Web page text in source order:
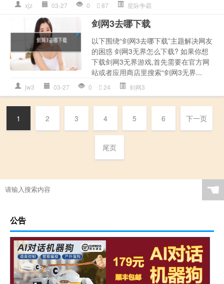
xjz 03-27 0 87 星际争霸
剑网3去哪下载
以下围绕“剑网3去哪下载”主题解决网友
的困惑 剑网3无界怎么下载? 如果你想
下载剑网3无界游戏,首先需要在官方网
站或者应用商店里搜索“剑网3无界...
jw3 03-27 0 24 剑网3
1 2 3 4 5 6 下一页
尾页
☚
公告